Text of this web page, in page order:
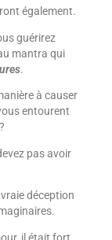
également.
guérirez
mantra qui
.
à causer
entourent
pas avoir
déception